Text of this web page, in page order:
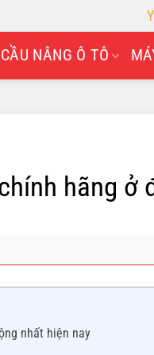
CẦU NÂNG Ô TÔ
hãng ở
nhất hiện nay